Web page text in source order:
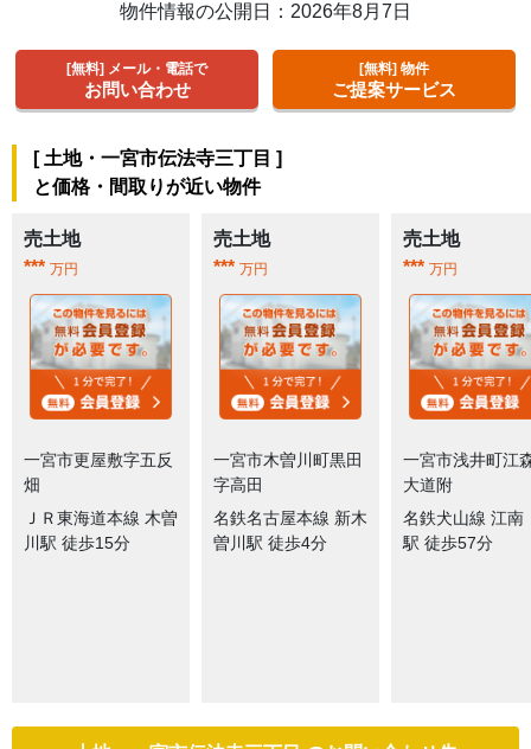
物件情報の公開日：2026年8月7日
[無料] メール・電話で
お問い合わせ
[無料] 物件
ご提案サービス
[ 土地・一宮市伝法寺三丁目 ]
と価格・間取りが近い物件
売土地
*** 万円
一宮市更屋敷字五反
畑
ＪＲ東海道本線 木曽
川駅 徒歩15分
売土地
*** 万円
一宮市木曽川町黒田
字高田
名鉄名古屋本線 新木
曽川駅 徒歩4分
売土地
*** 万円
一宮市浅井町江
大道附
名鉄犬山線 江南
駅 徒歩57分